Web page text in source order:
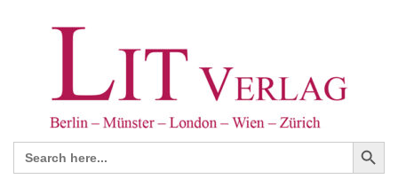
Search
for:
Search Button